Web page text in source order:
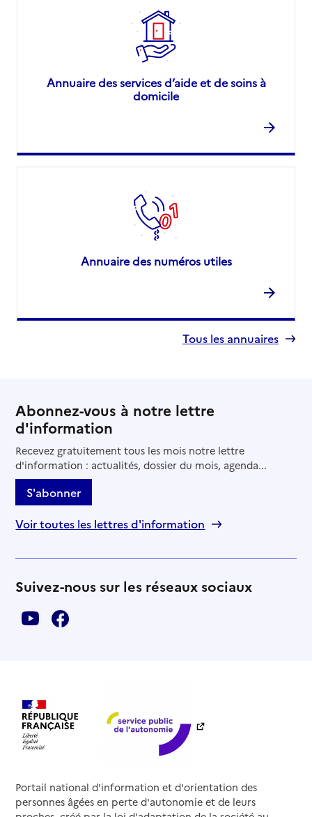
Annuaire des services d’aide et de soins à
domicile
Annuaire des numéros utiles
Tous les annuaires
Abonnez-vous à notre lettre
d'information
Recevez gratuitement tous les mois notre lettre
d'information : actualités, dossier du mois, agenda...
S'abonner
Voir toutes les lettres d'information
Suivez-nous sur les réseaux sociaux
Portail national d'information et d'orientation des
personnes âgées en perte d'autonomie et de leurs